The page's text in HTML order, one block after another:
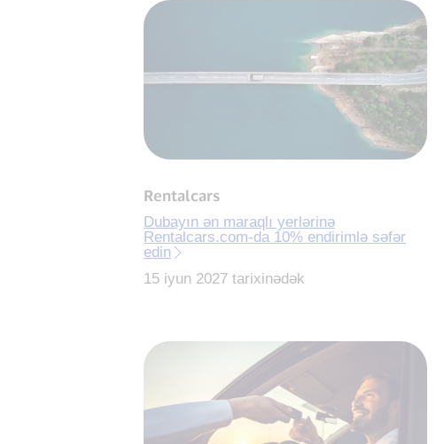
Rentalcars
Dubayın ən maraqlı yerlərinə
Rentalcars.com-da 10% endirimlə səfər
edin
15 iyun 2027 tarixinədək